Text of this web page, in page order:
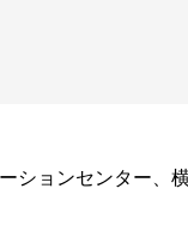
ションセンター、